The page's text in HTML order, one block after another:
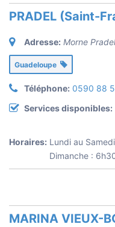
PRADEL (Saint-
Adresse: Morne
Guadeloupe
Téléphone: 0590 88
Services disponibles:
Horaires: Lundi au
Dimanche :
MARINA VIEUX-